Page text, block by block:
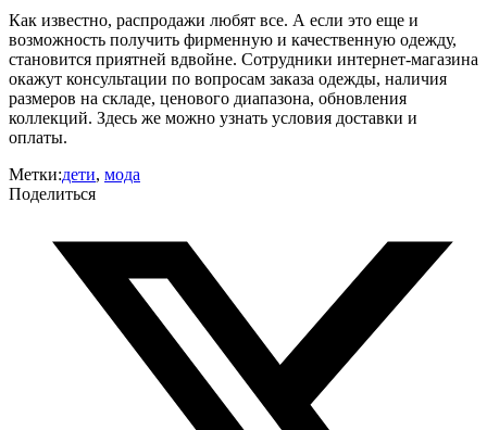
Как известно, распродажи любят все. А если это еще и
возможность получить фирменную и качественную одежду,
становится приятней вдвойне. Сотрудники интернет-магазина
окажут консультации по вопросам заказа одежды, наличия
размеров на складе, ценового диапазона, обновления
коллекций. Здесь же можно узнать условия доставки и
оплаты.
Метки:дети, мода
Поделиться